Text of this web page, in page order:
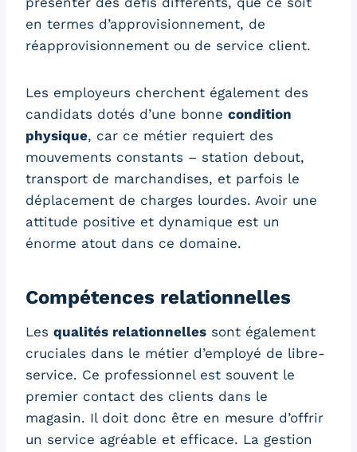
en termes d’approvisionnement, de
réapprovisionnement ou de service client.
Les employeurs cherchent également des
candidats dotés d’une bonne condition
physique, car ce métier requiert des
mouvements constants – station debout,
transport de marchandises, et parfois le
déplacement de charges lourdes. Avoir une
attitude positive et dynamique est un
énorme atout dans ce domaine.
Compétences relationnelles
Les qualités relationnelles sont également
cruciales dans le métier d’employé de libre-
service. Ce professionnel est souvent le
premier contact des clients dans le
magasin. Il doit donc être en mesure d’offrir
un service agréable et efficace. La gestion